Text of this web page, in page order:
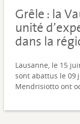
Grêle : la
unité
dans la
Lausanne, le 15
sont abattus le 09
Mendrisiotto ont